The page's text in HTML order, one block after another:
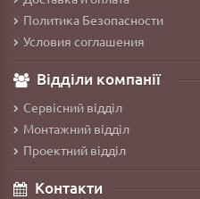
Политика Безопасности
Условия соглашения
Відділи компанії
Сервісний відділ
Монтажний відділ
Проектний відділ
Контакти